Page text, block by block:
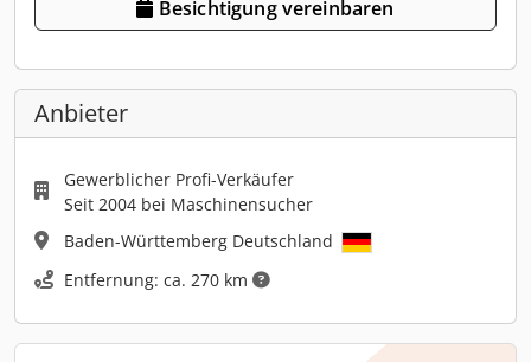
Besichtigung vereinbaren
Anbieter
Gewerblicher Profi-Verkäufer
Seit 2004 bei Maschinensucher
Baden-Württemberg Deutschland
Entfernung: ca. 270 km